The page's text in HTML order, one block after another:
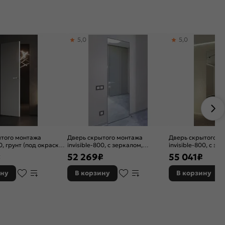
монтажа
грунт (под окраску),
Грунт,
Дверь скрытого монтажа
invisible-800, с зеркалом,
серебро, кромка алюминиевая
матовый хром, каркасно-
щитовая
5,0
52 269₽
В корзину
Дверь скрытого
invisible-800, с
серебро, кромка
черная матовая,
щитовая
5,0
55 041₽
В корзину